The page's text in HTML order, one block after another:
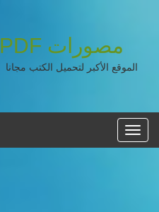
مصورات PDF
الموقع الأكبر لتحميل الكتب مجانا
القائمه
الرئيسية